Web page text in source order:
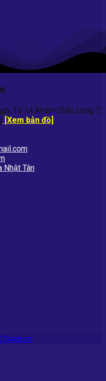
Tổ 14 Khóm Châu Long 7,
[Xem bản đồ]
Nhật Tân